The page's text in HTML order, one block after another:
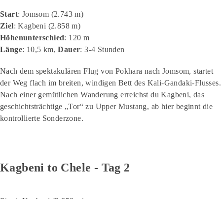
Start: Jomsom (2.743 m)
Ziel: Kagbeni (2.858 m)
Höhenunterschied: 120 m
Länge: 10,5 km,Dauer: 3-4 Stunden
Nach dem spektakulären Flug von Pokhara nach Jomsom, startet
der Weg flach im breiten, windigen Bett des Kali-Gandaki-Flusses.
Nach einer gemütlichen Wanderung erreichst du Kagbeni, das
geschichtsträchtige „Tor“ zu Upper Mustang, ab hier beginnt die
kontrollierte Sonderzone.
Kagbeni to Chele - Tag 2